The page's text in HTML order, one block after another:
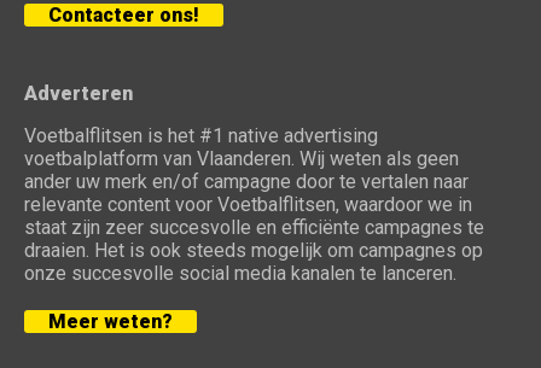
Contacteer ons!
Adverteren
Voetbalflitsen is het #1 native advertising
voetbalplatform van Vlaanderen. Wij weten als geen
ander uw merk en/of campagne door te vertalen naar
relevante content voor Voetbalflitsen, waardoor we in
staat zijn zeer succesvolle en efficiënte campagnes te
draaien. Het is ook steeds mogelijk om campagnes op
onze succesvolle social media kanalen te lanceren.
Meer weten?